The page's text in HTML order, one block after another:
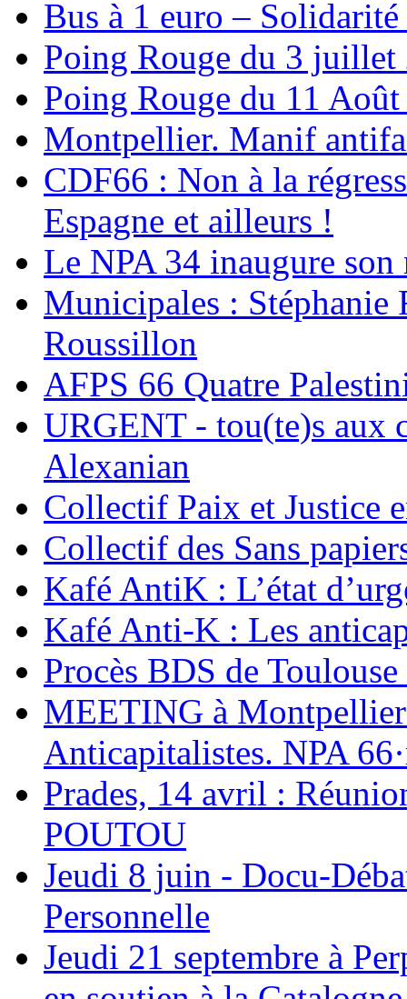
Bus à 1 euro –
Poing Rouge du 3 juillet
Poing Rouge du 11
Montpellier. Manif
CDF66 : Non à la
Espagne et ailleurs !
Le NPA 34 inaugure
Municipales : Stéphanie
Roussillon
AFPS 66 Quatre
URGENT - tou(te)s aux
Alexanian
Collectif Paix et Justice
Collectif des Sans
Kafé AntiK : L’état
Kafé Anti-K : Les
Procès BDS de
MEETING à
Anticapitalistes. NPA
Prades, 14 avril :
POUTOU
Jeudi 8 juin - Docu-
Personnelle
Jeudi 21 septembre à